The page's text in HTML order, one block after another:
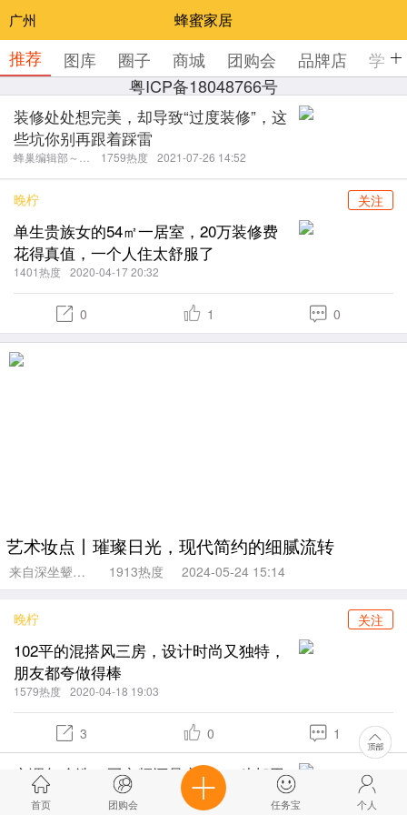
广州 蜂蜜家居
推荐 图库 圈子 商城 团购会 品牌店
学装
粤ICP备18048766号
装修处处想完美，却导致“过度装修”，这
些坑你别再跟着踩雷
蜂巢编辑部～小
蜜
1759热度 2021-07-26 14:52
晚柠 关注
单生贵族女的54㎡一居室，20万装修费
花得真值，一个人住太舒服了
1401热度 2020-04-17 20:32
0 1 0
艺术妆点丨璀璨日光，现代简约的细腻流转
来自深坐颦蛾眉 1913热度 2024-05-24 15:14
晚柠 关注
102平的混搭风三房，设计时尚又独特，
朋友都夸做得棒
1579热度 2020-04-18 19:03
3 0 1
空调怎么选？买变频还是定频？2种都用
过的来告诉你答案
首页 团购会 任务宝 个人